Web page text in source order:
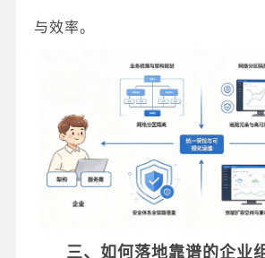
与效率。
三、如何落地靠谱的企业